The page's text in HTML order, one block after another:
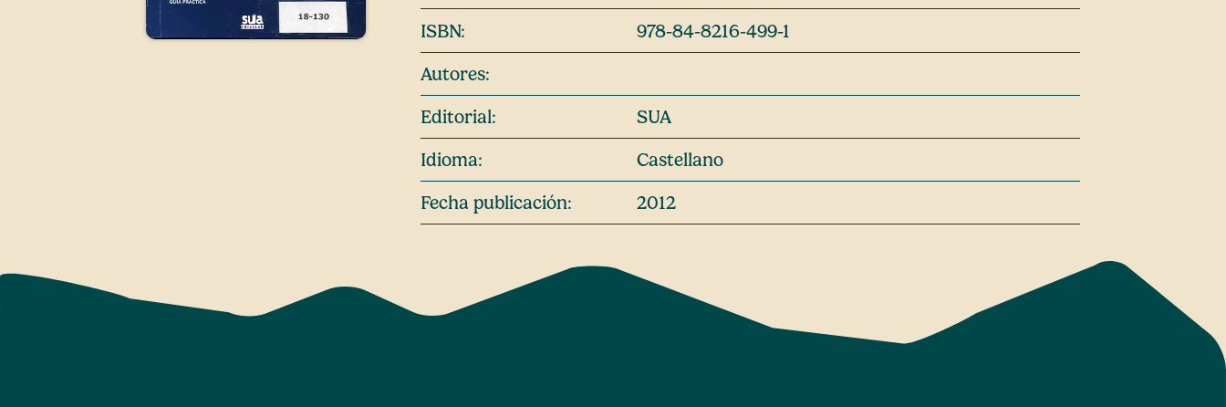
ISBN:
978-84-8216-499-1
Autores:
Editorial:
SUA
Idioma:
Castellano
Fecha publicación:
2012